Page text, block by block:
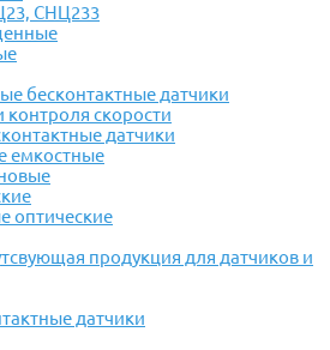
СНЦ233
бесконтактные датчики
контроля скорости
датчики
емкостные
оптические
продукция для датчиков и
датчики